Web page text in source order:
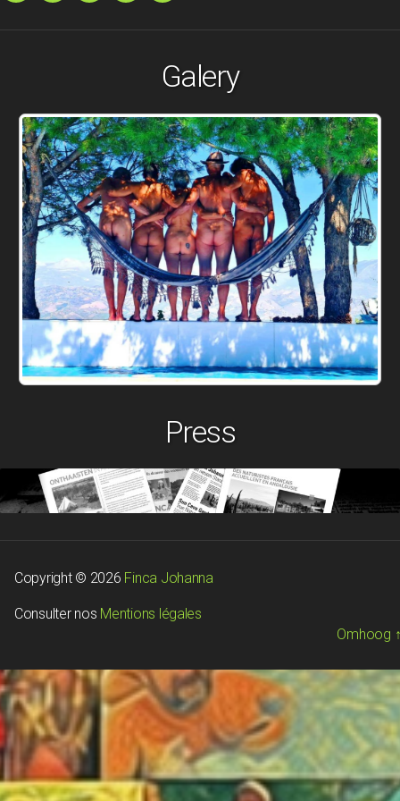
Galery
Press
Copyright © 2026 Finca Johanna
Consulter nos Mentions légales
Omhoog